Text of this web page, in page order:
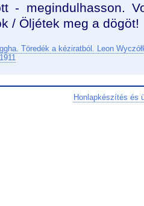
- megindulhasson.
/ Öljétek meg a dögöt!
Töredék a kéziratból. Leon
Honlapkészítés és